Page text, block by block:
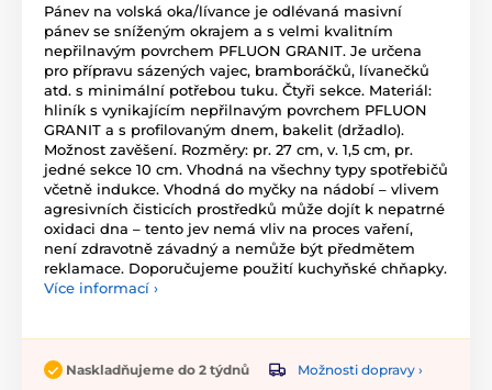
Pánev na volská oka/lívance je odlévaná masivní
pánev se sníženým okrajem a s velmi kvalitním
nepřilnavým povrchem PFLUON GRANIT. Je určena
pro přípravu sázených vajec, bramboráčků, lívanečků
atd. s minimální potřebou tuku. Čtyři sekce. Materiál:
hliník s vynikajícím nepřilnavým povrchem PFLUON
GRANIT a s profilovaným dnem, bakelit (držadlo).
Možnost zavěšení. Rozměry: pr. 27 cm, v. 1,5 cm, pr.
jedné sekce 10 cm. Vhodná na všechny typy spotřebičů
včetně indukce. Vhodná do myčky na nádobí – vlivem
agresivních čisticích prostředků může dojít k nepatrné
oxidaci dna – tento jev nemá vliv na proces vaření,
není zdravotně závadný a nemůže být předmětem
reklamace. Doporučujeme použití kuchyňské chňapky.
Více informací ›
Naskladňujeme do 2 týdnů
Možnosti dopravy ›